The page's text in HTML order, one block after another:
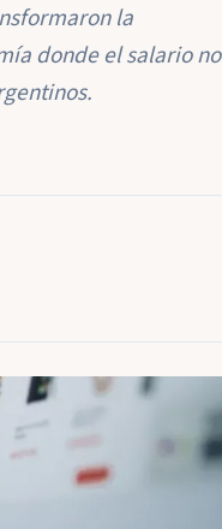
la
donde el salario no